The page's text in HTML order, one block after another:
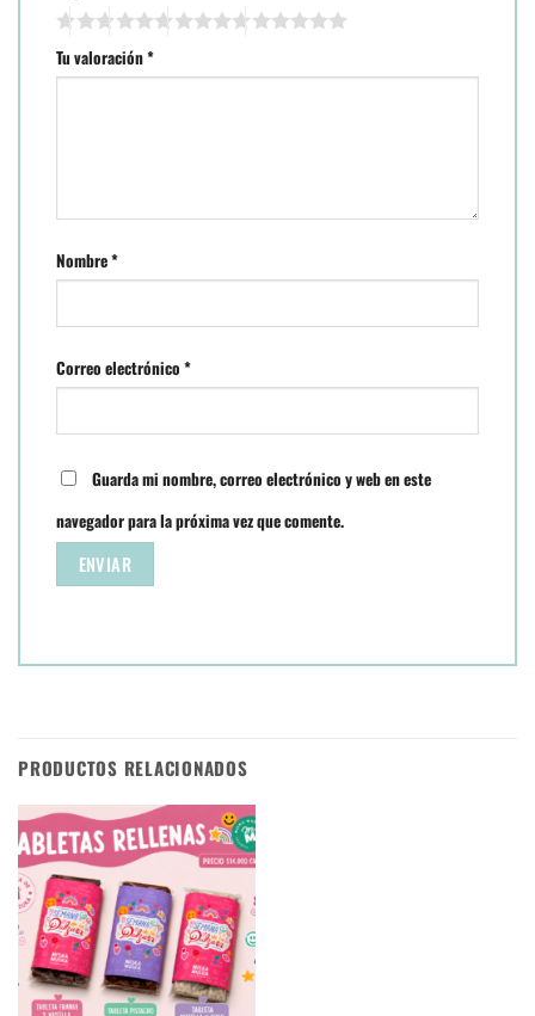
Tu valoración*
Nombre*
Correo electrónico *
Guarda mi nombre, correo electrónico y web en este
navegador para la próxima vez que comente.
PRODUCTOS RELACIONADOS